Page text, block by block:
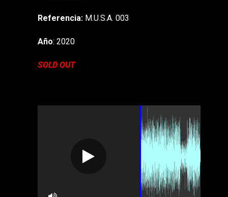
Referencia: M.U.S.A. 003
Año: 2020
SOLD OUT